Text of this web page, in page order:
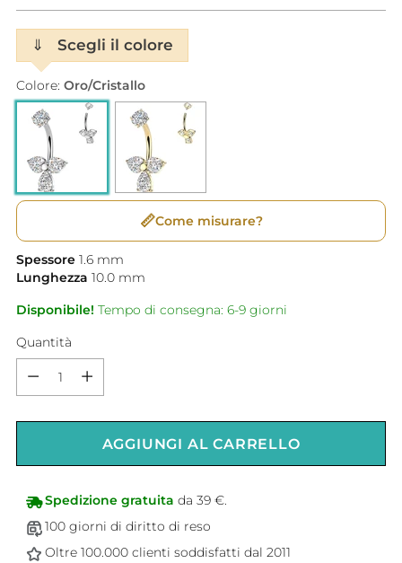
listino
⇓ Scegli il colore
Colore: Oro/Cristallo
📏Come misurare?
Spessore 1.6 mm
Lunghezza 10.0 mm
Disponibile! Tempo di consegna: 6-9 giorni
Quantità
AGGIUNGI AL CARRELLO
Spedizione gratuita da 39 €.
100 giorni di diritto di reso
Oltre 100.000 clienti soddisfatti dal 2011